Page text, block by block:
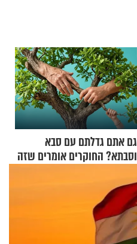
גם אתם גדלתם עם סבא
וסבתא? החוקרים אומרים שזה